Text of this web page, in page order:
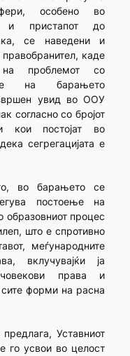
особено во
и пристапот до
се наведени и
каде
проблемот со
на барањето
увид во ООУ
согласно со бројот
кои постојат во
сегрегацијата е
во барањето се
постоење на
образовниот процес
што е спротивно
меѓународните
вклучувајќи ја
права и
форми на расна
Уставниот
го усвои во целост